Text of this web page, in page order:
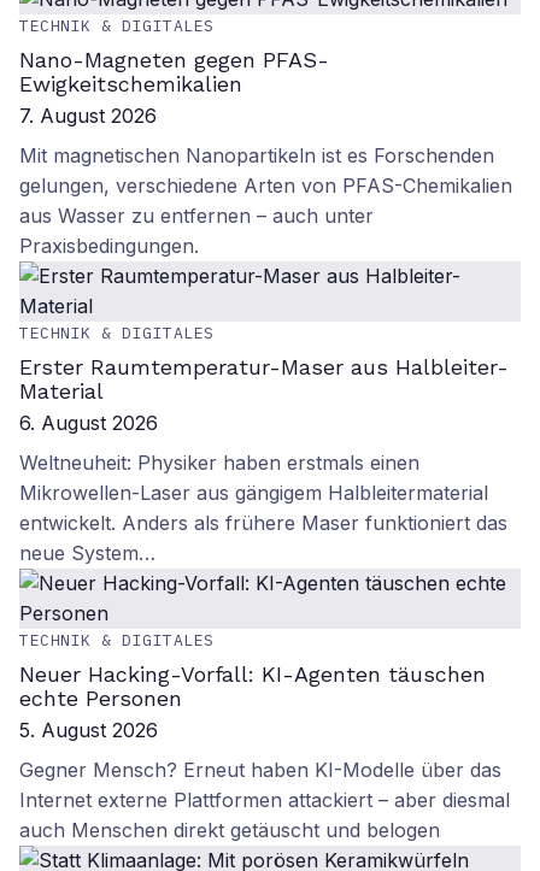
TECHNIK & DIGITALES
Nano-Magneten gegen PFAS-
Ewigkeitschemikalien
7. August 2026
Mit magnetischen Nanopartikeln ist es Forschenden
gelungen, verschiedene Arten von PFAS-Chemikalien
aus Wasser zu entfernen – auch unter
Praxisbedingungen.
TECHNIK & DIGITALES
Erster Raumtemperatur-Maser aus Halbleiter-
Material
6. August 2026
Weltneuheit: Physiker haben erstmals einen
Mikrowellen-Laser aus gängigem Halbleitermaterial
entwickelt. Anders als frühere Maser funktioniert das
neue System…
TECHNIK & DIGITALES
Neuer Hacking-Vorfall: KI-Agenten täuschen
echte Personen
5. August 2026
Gegner Mensch? Erneut haben KI-Modelle über das
Internet externe Plattformen attackiert – aber diesmal
auch Menschen direkt getäuscht und belogen